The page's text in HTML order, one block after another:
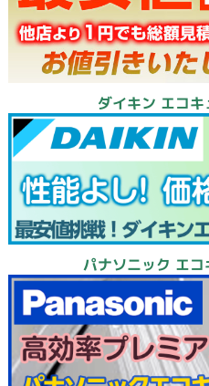
ダイキン エコ
パナソニック エ